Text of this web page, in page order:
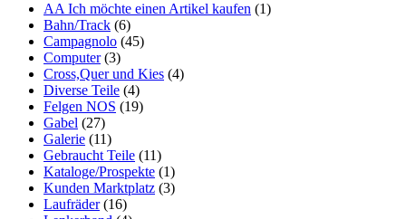
AA Ich möchte einen Artikel kaufen (1)
Bahn/Track (6)
Campagnolo (45)
Computer (3)
Cross,Quer und Kies (4)
Diverse Teile (4)
Felgen NOS (19)
Gabel (27)
Galerie (11)
Gebraucht Teile (11)
Kataloge/Prospekte (1)
Kunden Marktplatz (3)
Laufräder (16)